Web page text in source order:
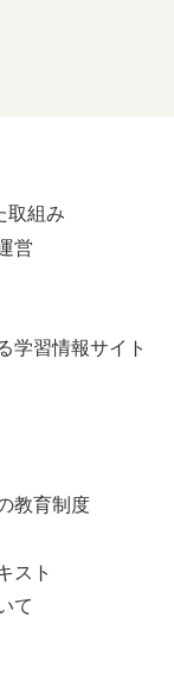
取組み
営
学習情報サイト
教育制度
スト
て